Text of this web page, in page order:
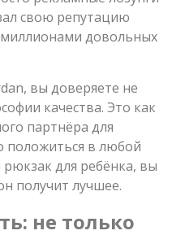
свою репутацию
довольных
вы доверяете не
качества. Это как
партнёра для
положиться в любой
для ребёнка, вы
получит лучшее.
не только